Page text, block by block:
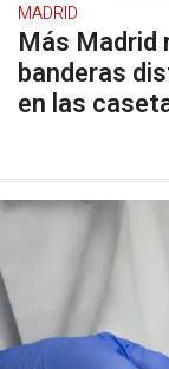
MADRID
Más Madrid
banderas
en las